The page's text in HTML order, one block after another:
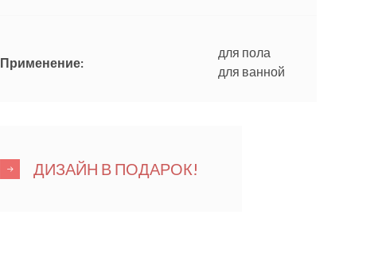
Применение:
для пола
для ванной
ДИЗАЙН В ПОДАРОК!